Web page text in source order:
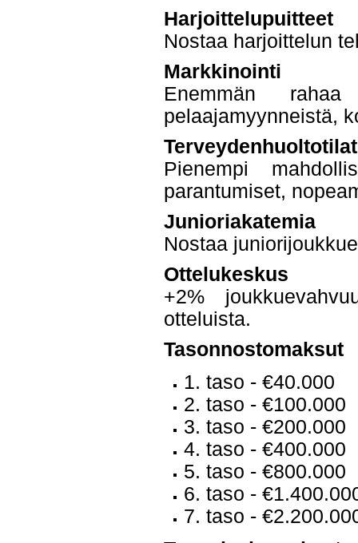
Harjoittelupuitteet
Nostaa harjoittelun
Markkinointi
Enemmän rahaa
pelaajamyynneistä,
Terveydenhuoltotilat
Pienempi
parantumiset,
Junioriakatemia
Nostaa
Ottelukeskus
+2%
otteluista.
Tasonnostomaksut
1. taso - €40.000
2. taso - €100.000
3. taso - €200.000
4. taso - €400.000
5. taso - €800.000
6. taso -
7. taso -